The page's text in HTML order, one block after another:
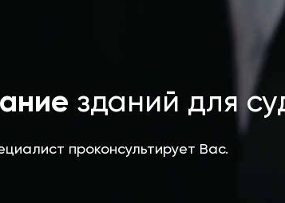
зданий для
проконсультирует Вас.